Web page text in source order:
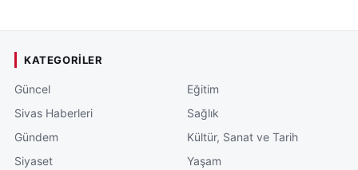
KATEGORILER
Güncel
Sivas Haberleri
Gündem
Siyaset
Eğitim
Sağlık
Kültür, Sanat ve Tarih
Yaşam